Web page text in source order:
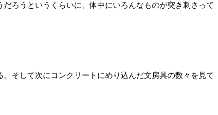
ろうというくらいに、体中にいろんなものが突き刺さって
そして次にコンクリートにめり込んだ文房具の数々を見て